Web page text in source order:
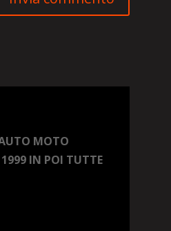
MOTO
IN POI TUTTE